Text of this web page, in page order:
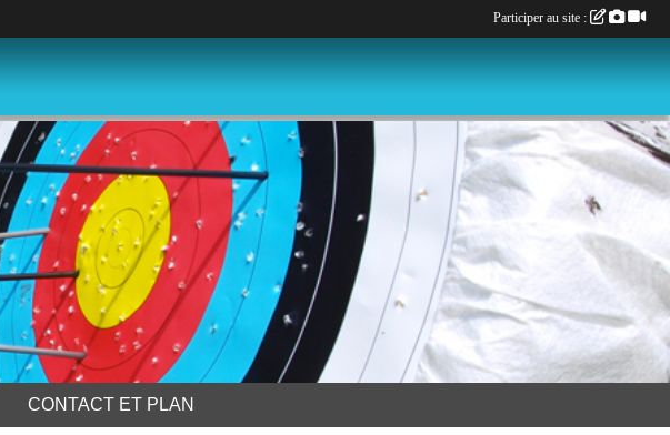
CONTACT ET PLAN
Participer au site :